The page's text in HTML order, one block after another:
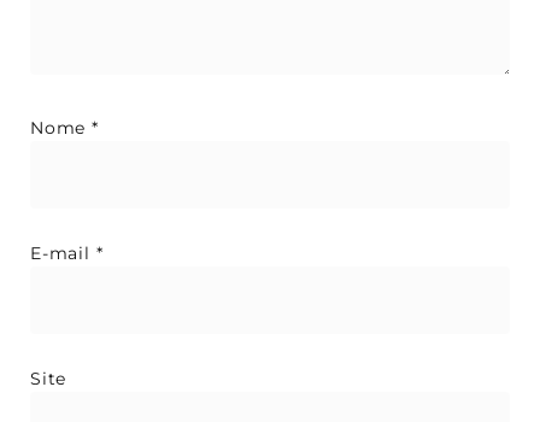
Nome *
E-mail *
Site